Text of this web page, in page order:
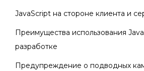
JavaScript на стороне клиента и
Преимущества использования
разработке
Предупреждение о подводных